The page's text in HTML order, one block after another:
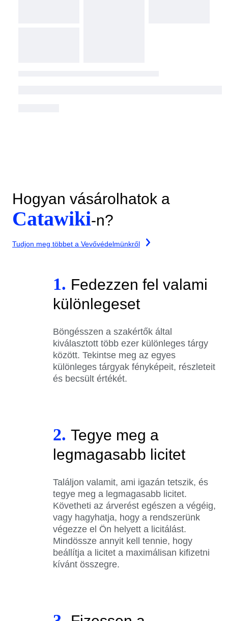
Hogyan vásárolhatok a
Catawiki-n?
Tudjon meg többet a Vevővédelmünkről
1. Fedezzen fel valami
különlegeset
Böngésszen a szakértők által
kiválasztott több ezer különleges tárgy
között. Tekintse meg az egyes
különleges tárgyak fényképeit, részleteit
és becsült értékét.
2. Tegye meg a
legmagasabb licitet
Találjon valamit, ami igazán tetszik, és
tegye meg a legmagasabb licitet.
Követheti az árverést egészen a végéig,
vagy hagyhatja, hogy a rendszerünk
végezze el Ön helyett a licitálást.
Mindössze annyit kell tennie, hogy
beállítja a licitet a maximálisan kifizetni
kívánt összegre.